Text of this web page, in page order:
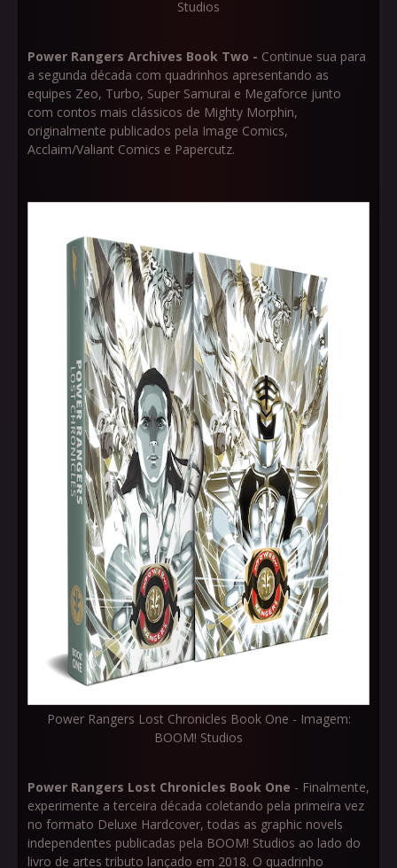
Studios
Power Rangers Archives Book Two - Continue sua para
a segunda década com quadrinhos apresentando as
equipes Zeo, Turbo, Super Samurai e Megaforce junto
com contos mais clássicos de Mighty Morphin,
originalmente publicados pela Image Comics,
Acclaim/Valiant Comics e Papercutz.
Power Rangers Lost Chronicles Book One - Imagem:
BOOM! Studios
Power Rangers Lost Chronicles Book One - Finalmente,
experimente a terceira década coletando pela primeira vez
no formato Deluxe Hardcover, todas as graphic novels
independentes publicadas pela BOOM! Studios ao lado do
livro de artes tributo lançado em 2018. O quadrinho